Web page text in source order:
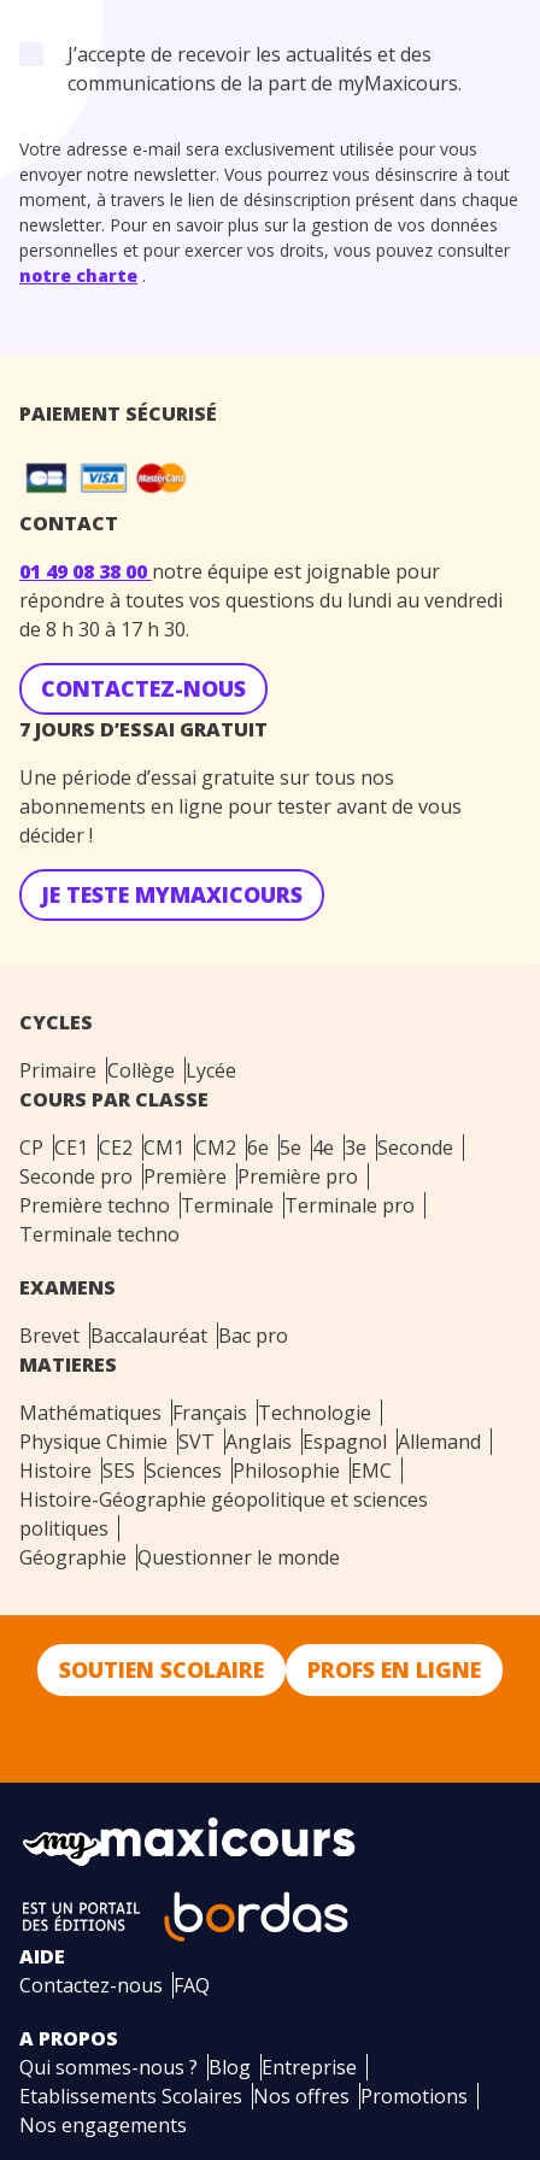
J’accepte de recevoir les actualités et des
communications de la part de myMaxicours.
Votre adresse e-mail sera exclusivement utilisée pour vous
envoyer notre newsletter. Vous pourrez vous désinscrire à tout
moment, à travers le lien de désinscription présent dans chaque
newsletter. Pour en savoir plus sur la gestion de vos données
personnelles et pour exercer vos droits, vous pouvez consulter
notre charte .
PAIEMENT SÉCURISÉ
CONTACT
01 49 08 38 00 notre équipe est joignable pour
répondre à toutes vos questions du lundi au vendredi
de 8 h 30 à 17 h 30.
CONTACTEZ-NOUS
7 JOURS D’ESSAI GRATUIT
Une période d’essai gratuite sur tous nos
abonnements en ligne pour tester avant de vous
décider !
JE TESTE MYMAXICOURS
CYCLES
Primaire Collège Lycée
COURS PAR CLASSE
CP CE1 CE2 CM1 CM2 6e 5e 4e 3e Seconde
Seconde pro Première Première pro
Première techno Terminale Terminale pro
Terminale techno
EXAMENS
Brevet Baccalauréat Bac pro
MATIERES
Mathématiques Français Technologie
Physique Chimie SVT Anglais Espagnol Allemand
Histoire SES Sciences Philosophie EMC
Histoire-Géographie géopolitique et sciences
politiques
Géographie Questionner le monde
SOUTIEN SCOLAIRE PROFS EN LIGNE
AIDE
Contactez-nous FAQ
A PROPOS
Qui sommes-nous ? Blog Entreprise
Etablissements Scolaires Nos offres Promotions
Nos engagements